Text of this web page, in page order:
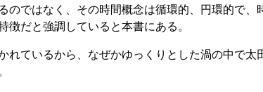
ではなく、その時間概念は循環的、円環的で、
徴だと強調していると本書にある。
ているから、なぜかゆっくりとした渦の中で太